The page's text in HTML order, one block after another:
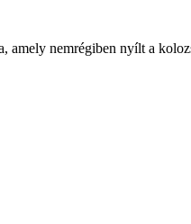
amely nemrégiben nyílt a